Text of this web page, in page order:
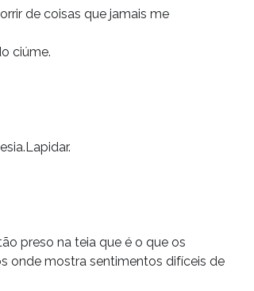
de coisas que jamais me
ciúme.
preso na teia que é o que os
onde mostra sentimentos difíceis de